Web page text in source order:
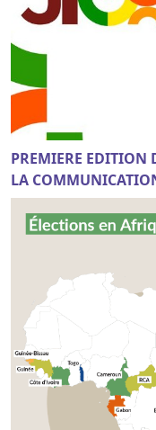
PREMIERE EDITION
LA